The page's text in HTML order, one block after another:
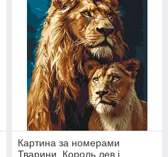
Картина за номерами
Тварини. Король лев і